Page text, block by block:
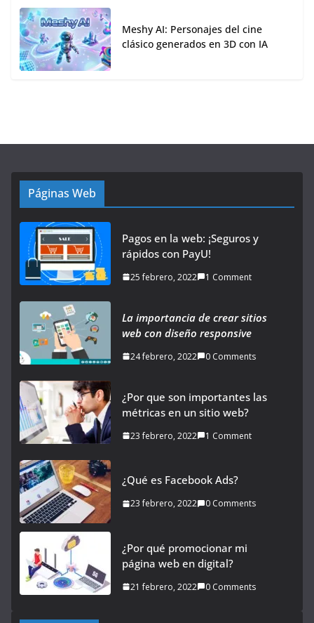
Meshy AI: Personajes del cine
clásico generados en 3D con IA
Páginas Web
Pagos en la web: ¡Seguros y
rápidos con PayU!
25 febrero, 2022 1 Comment
La importancia de crear sitios
web con diseño responsive
24 febrero, 2022 0 Comments
¿Por que son importantes las
métricas en un sitio web?
23 febrero, 2022 1 Comment
¿Qué es Facebook Ads?
23 febrero, 2022 0 Comments
¿Por qué promocionar mi
página web en digital?
21 febrero, 2022 0 Comments